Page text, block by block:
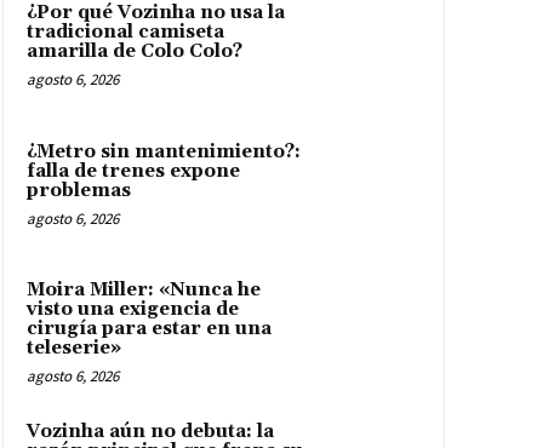
¿Por qué Vozinha no usa la
tradicional camiseta
amarilla de Colo Colo?
agosto 6, 2026
¿Metro sin mantenimiento?:
falla de trenes expone
problemas
agosto 6, 2026
Moira Miller: «Nunca he
visto una exigencia de
cirugía para estar en una
teleserie»
agosto 6, 2026
Vozinha aún no debuta: la